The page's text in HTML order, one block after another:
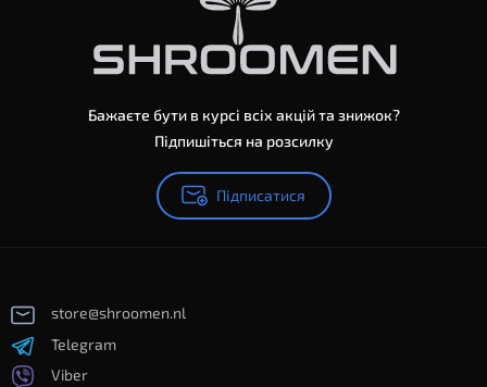
Бажаєте бути в курсі всіх акцій та знижок?
Підпишіться на розсилку
Підписатися
store@shroomen.nl
Telegram
Viber